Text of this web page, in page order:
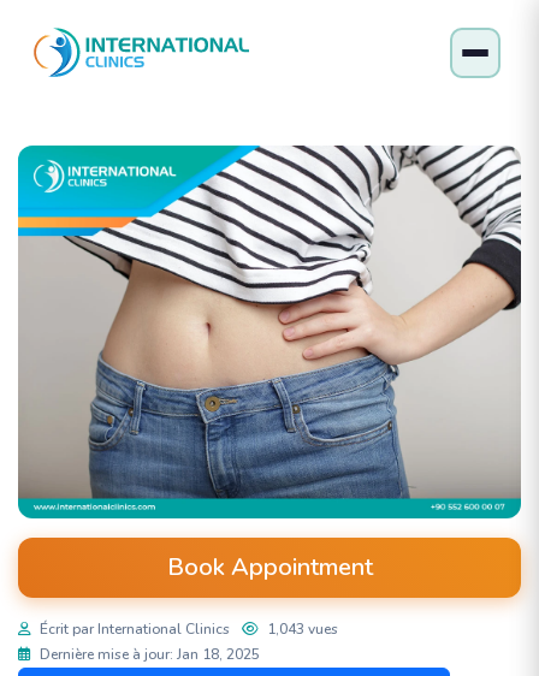
Book Appointment
Écrit par International Clinics
1,043 vues
Dernière mise à jour: Jan 18, 2025